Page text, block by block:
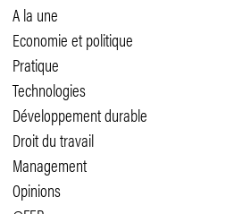
A la une
Economie et politique
Pratique
Technologies
Développement durable
Droit du travail
Management
Opinions